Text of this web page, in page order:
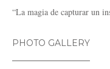
“La magia de capturar un
PHOTO GALLERY